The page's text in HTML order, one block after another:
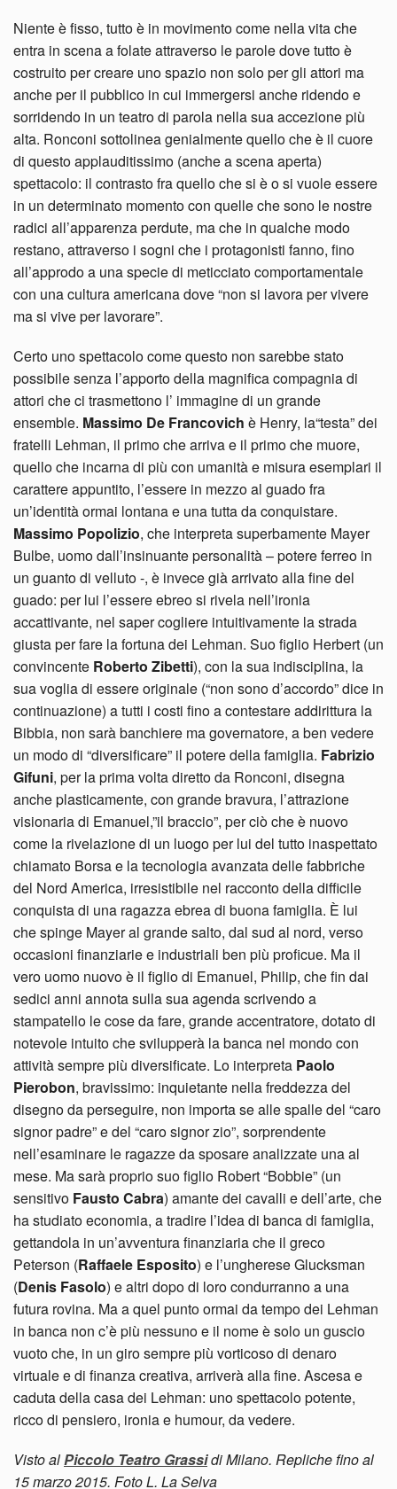
Niente è fisso, tutto è in movimento come nella vita che
entra in scena a folate attraverso le parole dove tutto è
costruito per creare uno spazio non solo per gli attori ma
anche per il pubblico in cui immergersi anche ridendo e
sorridendo in un teatro di parola nella sua accezione più
alta. Ronconi sottolinea genialmente quello che è il cuore
di questo applauditissimo (anche a scena aperta)
spettacolo: il contrasto fra quello che si è o si vuole essere
in un determinato momento con quelle che sono le nostre
radici all’apparenza perdute, ma che in qualche modo
restano, attraverso i sogni che i protagonisti fanno, fino
all’approdo a una specie di meticciato comportamentale
con una cultura americana dove “non si lavora per vivere
ma si vive per lavorare”.
Certo uno spettacolo come questo non sarebbe stato
possibile senza l’apporto della magnifica compagnia di
attori che ci trasmettono l’ immagine di un grande
ensemble. Massimo De Francovich è Henry, la“testa” dei
fratelli Lehman, il primo che arriva e il primo che muore,
quello che incarna di più con umanità e misura esemplari il
carattere appuntito, l’essere in mezzo al guado fra
un’identità ormai lontana e una tutta da conquistare.
Massimo Popolizio, che interpreta superbamente Mayer
Bulbe, uomo dall’insinuante personalità – potere ferreo in
un guanto di velluto -, è invece già arrivato alla fine del
guado: per lui l’essere ebreo si rivela nell’ironia
accattivante, nel saper cogliere intuitivamente la strada
giusta per fare la fortuna dei Lehman. Suo figlio Herbert (un
convincente Roberto Zibetti), con la sua indisciplina, la
sua voglia di essere originale (“non sono d’accordo” dice in
continuazione) a tutti i costi fino a contestare addirittura la
Bibbia, non sarà banchiere ma governatore, a ben vedere
un modo di “diversificare” il potere della famiglia. Fabrizio
Gifuni, per la prima volta diretto da Ronconi, disegna
anche plasticamente, con grande bravura, l’attrazione
visionaria di Emanuel,”il braccio”, per ciò che è nuovo
come la rivelazione di un luogo per lui del tutto inaspettato
chiamato Borsa e la tecnologia avanzata delle fabbriche
del Nord America, irresistibile nel racconto della difficile
conquista di una ragazza ebrea di buona famiglia. È lui
che spinge Mayer al grande salto, dal sud al nord, verso
occasioni finanziarie e industriali ben più proficue. Ma il
vero uomo nuovo è il figlio di Emanuel, Philip, che fin dai
sedici anni annota sulla sua agenda scrivendo a
stampatello le cose da fare, grande accentratore, dotato di
notevole intuito che svilupperà la banca nel mondo con
attività sempre più diversificate. Lo interpreta Paolo
Pierobon, bravissimo: inquietante nella freddezza del
disegno da perseguire, non importa se alle spalle del “caro
signor padre” e del “caro signor zio”, sorprendente
nell’esaminare le ragazze da sposare analizzate una al
mese. Ma sarà proprio suo figlio Robert “Bobbie” (un
sensitivo Fausto Cabra) amante dei cavalli e dell’arte, che
ha studiato economia, a tradire l’idea di banca di famiglia,
gettandola in un’avventura finanziaria che il greco
Peterson (Raffaele Esposito) e l’ungherese Glucksman
(Denis Fasolo) e altri dopo di loro condurranno a una
futura rovina. Ma a quel punto ormai da tempo dei Lehman
in banca non c’è più nessuno e il nome è solo un guscio
vuoto che, in un giro sempre più vorticoso di denaro
virtuale e di finanza creativa, arriverà alla fine. Ascesa e
caduta della casa dei Lehman: uno spettacolo potente,
ricco di pensiero, ironia e humour, da vedere.
Visto alPiccolo Teatro Grassidi Milano. Repliche fino al
15 marzo 2015. Foto L. La Selva